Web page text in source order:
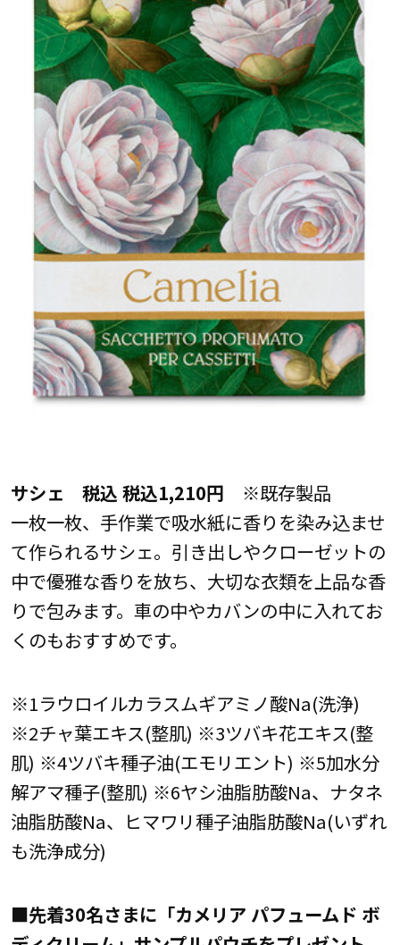
サシェ 税込 税込1,210円 ※既存製品
一枚一枚、手作業で吸水紙に香りを染み込ませ
て作られるサシェ。引き出しやクローゼットの
中で優雅な香りを放ち、大切な衣類を上品な香
りで包みます。車の中やカバンの中に入れてお
くのもおすすめです。
※1ラウロイルカラスムギアミノ酸Na(洗浄)
※2チャ葉エキス(整肌) ※3ツバキ花エキス(整
肌) ※4ツバキ種子油(エモリエント) ※5加水分
解アマ種子(整肌) ※6ヤシ油脂肪酸Na、ナタネ
油脂肪酸Na、ヒマワリ種子油脂肪酸Na(いずれ
も洗浄成分)
■先着30名さまに「カメリア パフュームド ボ